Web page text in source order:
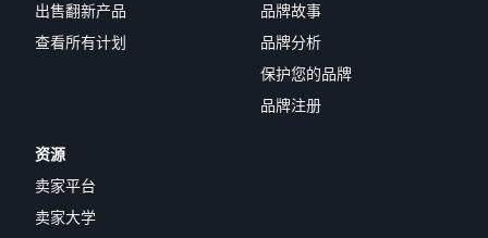
出售翻新产品
查看所有计划
品牌故事
品牌分析
保护您的品牌
品牌注册
资源
卖家平台
卖家大学